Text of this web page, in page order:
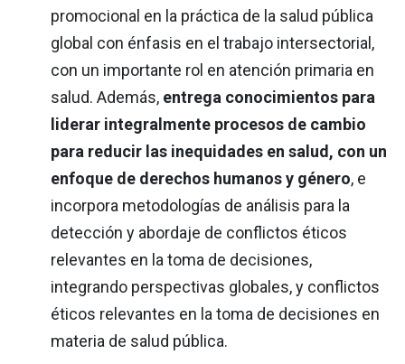
promocional en la práctica de la salud pública
global con énfasis en el trabajo intersectorial,
con un importante rol en atención primaria en
salud. Además, entrega conocimientos para
liderar integralmente procesos de cambio
para reducir las inequidades en salud, con un
enfoque de derechos humanos y género, e
incorpora metodologías de análisis para la
detección y abordaje de conflictos éticos
relevantes en la toma de decisiones,
integrando perspectivas globales, y conflictos
éticos relevantes en la toma de decisiones en
materia de salud pública.